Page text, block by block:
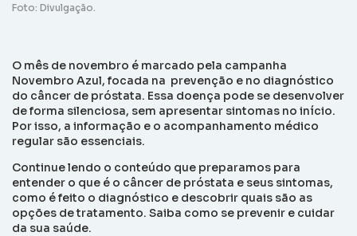
Foto: Divulgação.
O mês de novembro é marcado pela campanha
Novembro Azul, focada na prevenção e no diagnóstico
do câncer de próstata. Essa doença pode se desenvolver
de forma silenciosa, sem apresentar sintomas no início.
Por isso, a informação e o acompanhamento médico
regular são essenciais.
Continue lendo o conteúdo que preparamos para
entender o que é o câncer de próstata e seus sintomas,
como é feito o diagnóstico e descobrir quais são as
opções de tratamento. Saiba como se prevenir e cuidar
da sua saúde.